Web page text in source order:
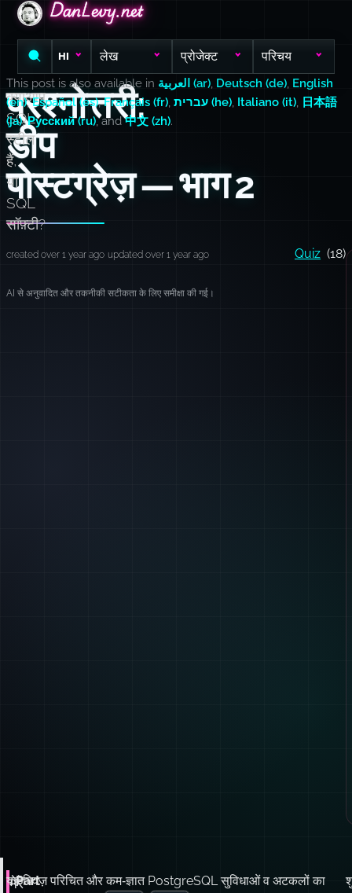
DanLevy.net
DanLevy.net
DanLevy.net
HI लेख प्रोजेक्ट परिचय
प्रश्नोत्तरी:
डीप
पोस्टग्रेज़ — भाग 2
क्याआप
SQL
स्टील
हैं,
या
SQL
सॉफ़्टी?
This post is also available in العربية (ar), Deutsch (de), English
(en),Español (es),Français (fr), עברית (he), Italiano (it), 日本語
(ja),Русский (ru), and中文 (zh).
created over 1 year ago updated over 1 year ago Quiz (18)
AI से अनुवादित और तकनीकी सटीकता के लिए समीक्षा की गई।
Part
मेरे
यह क्विज़ परिचित और कम‑ज्ञात PostgreSQL सुविधाओं व अटकलों का